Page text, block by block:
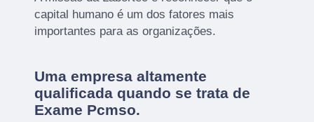
capital humano é um dos fatores mais
importantes para as organizações.
Uma empresa altamente
qualificada quando se trata de
Exame Pcmso.